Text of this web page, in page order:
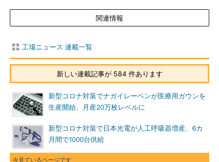
関連情報
工場ニュース 連載一覧
新しい連載記事が 584 件あります
新型コロナ対策でナガイレーベンが医療用ガウンを
生産開始、月産20万枚レベルに
新型コロナ対策で日本光電が人工呼吸器増産、6カ
月間で1000台供給